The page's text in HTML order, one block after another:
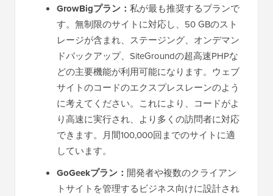
GrowBigプラン： 私が最も推奨するプランで
す。無制限のサイトに対応し、50 GBのスト
レージが含まれ、ステージング、オンデマン
ドバックアップ、SiteGroundの超高速PHPな
どの主要機能が利用可能になります。ウェブ
サイトのコードのエクスプレスレーンのよう
に考えてください。これにより、コードがよ
り高速に実行され、より多くの訪問者に対応
できます。月間100,000回までのサイトに適
しています。
GoGeekプラン： 開発者や複数のクライアン
トサイトを管理するビジネス向けに設計され